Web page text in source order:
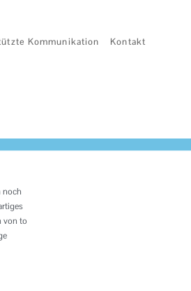
Kommunikation Kontakt
noch
von to